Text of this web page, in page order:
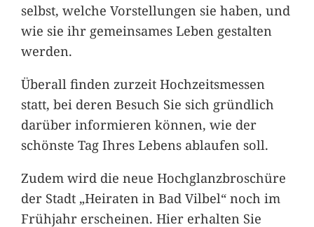
selbst, welche Vorstellungen sie haben, und
wie sie ihr gemeinsames Leben gestalten
werden.
Überall finden zurzeit Hochzeitsmessen
statt, bei deren Besuch Sie sich gründlich
darüber informieren können, wie der
schönste Tag Ihres Lebens ablaufen soll.
Zudem wird die neue Hochglanzbroschüre
der Stadt „Heiraten in Bad Vilbel“ noch im
Frühjahr erscheinen. Hier erhalten Sie